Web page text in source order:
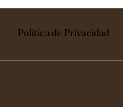
Política de Privacidad